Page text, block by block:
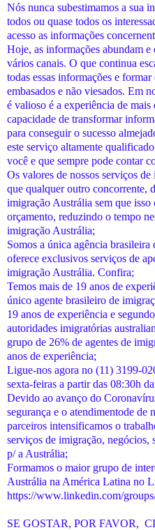
Nós nunca subestimamos a sua
todos ou quase todos os
acesso as informações
Hoje, as informações abundam
vários canais. O que continua
todas essas informações e
embasados e não viesados. Em
é valioso é a experiência de mais
capacidade de transformar
para conseguir o sucesso
este serviço altamente
você e que sempre pode contar
Os valores de nossos serviços
que qualquer outro concorrente,
imigração Austrália sem que isso
orçamento, reduzindo o tempo
imigração Austrália;
Somos a única agência
oferece exclusivos serviços de
imigração Austrália. Confira;
Temos mais de 19 anos de
único agente brasileiro de
19 anos de experiência e
autoridades imigratórias
grupo de 26% de agentes de
anos de experiência;
Ligue-nos agora no (11) 3199-
sexta-feiras a partir das 08:30h
Devido ao avanço do
segurança e o atendimentode de
parceiros intensificamos o
serviços de imigração, negócios,
p/ a Austrália;
Formamos o maior grupo de
Austrália na América Latina no
https://www.linkedin.com/
SE GOSTAR, POR FAVOR,